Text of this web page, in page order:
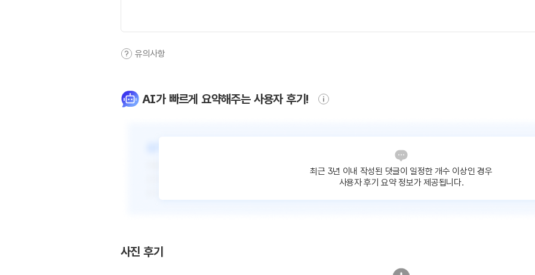
유의사항
AI가 빠르게 요약해주는 사용자 후기!
최근 3년 이내 작성된 댓글이 일정한 개수 이상인 경우
사용자 후기 요약 정보가 제공됩니다.
사진 후기